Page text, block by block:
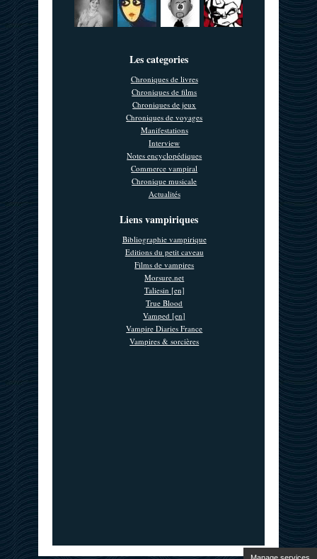
Les categories
Chroniques de livres
Chroniques de films
Chroniques de jeux
Chroniques de voyages
Manifestations
Interview
Notes encyclopédiques
Commerce vampiral
Chronique musicale
Actualités
Liens vampiriques
Bibliographie vampirique
Editions du petit caveau
Films de vampires
Morsure.net
Taliesin [en]
True Blood
Vamped [en]
Vampire Diaries France
Vampires & sorcières